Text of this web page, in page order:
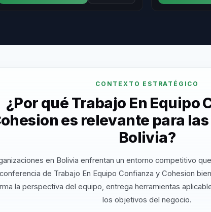
CONTEXTO ESTRATÉGICO
¿Por qué Trabajo En Equipo
es relevante para
Bolivia?
en Bolivia enfrentan un entorno competitivo
de Trabajo En Equipo Confianza y Cohesion
la perspectiva del equipo, entrega herramientas
los objetivos del negocio.